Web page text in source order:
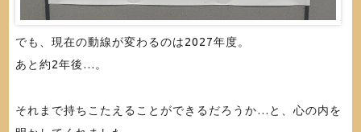
でも、現在の動線が変わるのは2027年度。
あと約2年後…。
それまで持ちこたえることができるだろうか…と、心の内を